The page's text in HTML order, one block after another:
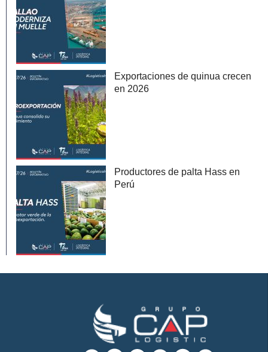
Exportaciones de quinua crecen
en 2026
Productores de palta Hass en
Perú